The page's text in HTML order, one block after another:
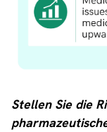
Stellen Sie die